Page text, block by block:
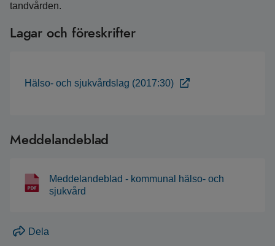
tandvården.
Lagar och föreskrifter
Hälso- och sjukvårdslag (2017:30)
Meddelandeblad
Meddelandeblad - kommunal hälso- och
sjukvård
Dela